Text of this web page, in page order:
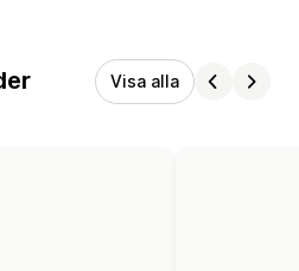
Visa alla